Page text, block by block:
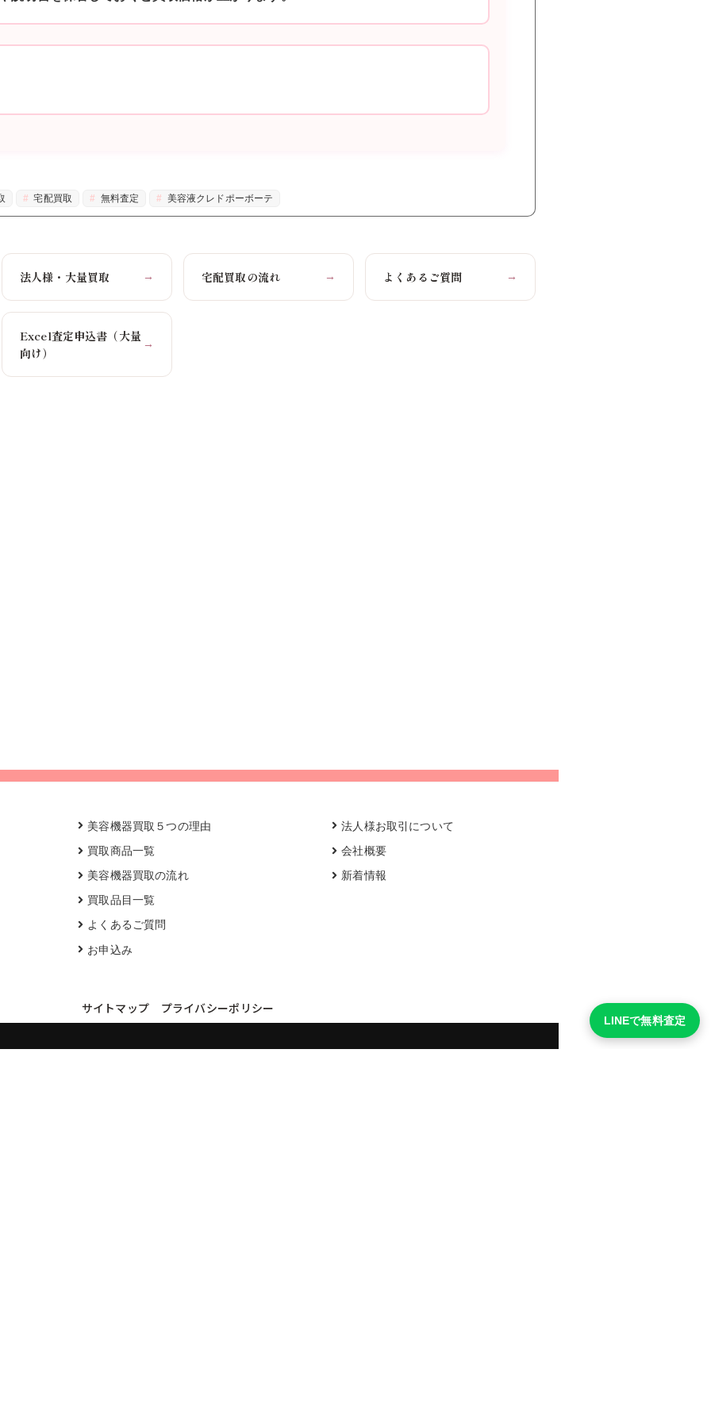
宅配買取 無料査定 美容液クレドポーボーテ
法人様・大量買取 → 宅配買取の流れ → よくあるご質問 →
Excel査定申込書（大量
向け）
→
美容機器買取５つの理由
買取商品一覧
美容機器買取の流れ
買取品目一覧
よくあるご質問
お申込み
法人様お取引について
会社概要
新着情報
サイトマップ プライバシーポリシー
LINEで無料査定